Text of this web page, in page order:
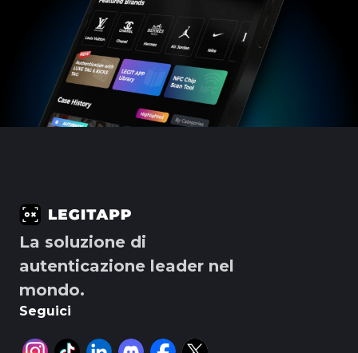
La soluzione di
autenticazione leader nel
mondo.
Seguici